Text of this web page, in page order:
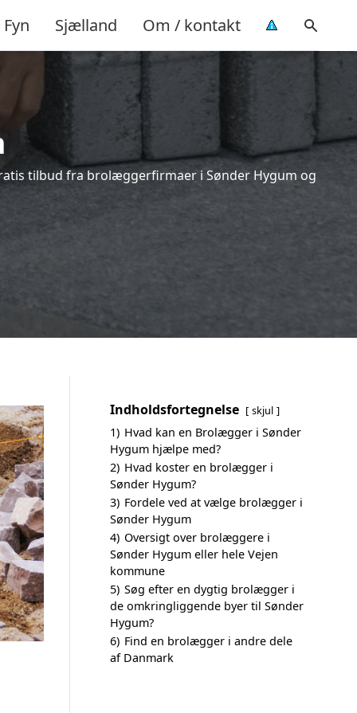
Fyn Sjælland Om / kontakt
tilbud fra brolæggerfirmaer i Sønder Hygum og
Indholdsfortegnelse skjul
1) Hvad kan en Brolægger i Sønder
Hygum hjælpe med?
2) Hvad koster en brolægger i
Sønder Hygum?
3) Fordele ved at vælge brolægger i
Sønder Hygum
4) Oversigt over brolæggere i
Sønder Hygum eller hele Vejen
kommune
5) Søg efter en dygtig brolægger i
de omkringliggende byer til Sønder
Hygum?
6) Find en brolægger i andre dele
af Danmark